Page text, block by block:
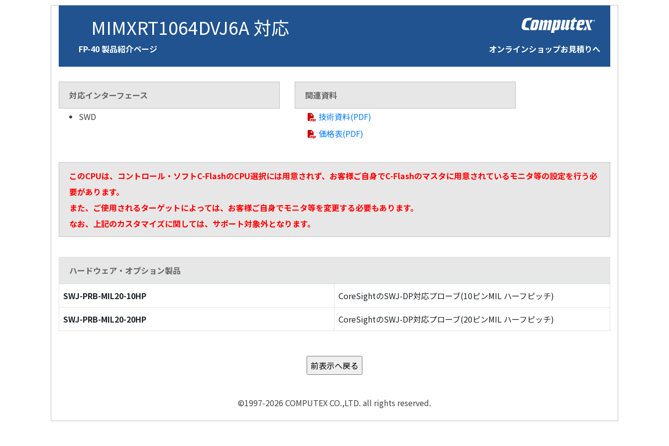
MIMXRT1064DVJ6A 対応
FP-40 製品紹介ページ オンラインショップお見積りへ
対応インターフェース
SWD
関連資料
技術資料(PDF)
価格表(PDF)
このCPUは、コントロール・ソフトC-FlashのCPU選択には用意されず、お客様ご自身でC-Flashのマスタに用意されているモニタ等の設定を行う必
要があります。
また、ご使用されるターゲットによっては、お客様ご自身でモニタ等を変更する必要もあります。
なお、上記のカスタマイズに関しては、サポート対象外となります。
ハードウェア・オプション製品
SWJ-PRB-MIL20-10HP
CoreSightのSWJ-DP対応プローブ(10ピンMIL ハーフピッチ)
SWJ-PRB-MIL20-20HP
CoreSightのSWJ-DP対応プローブ(20ピンMIL ハーフピッチ)
©1997-2026 COMPUTEX CO.,LTD. all rights reserved.